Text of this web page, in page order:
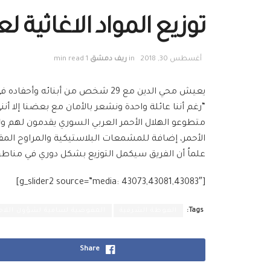
توزيع المواد الاغاثية
أغسطس 30, 2018 in ريف دمشق 1 min read
يعيش محي الدين مع 29 شخص من أبنائه وأحفاده في بيت واحد في زبدين، بعد أن تركو منازلهم بحتيتة الجرش ليجدوا منزلا آمناً يلم شملهم.
“رغم أننا عائلة واحدة ونشعر بالأمان مع بعضنا إلا
الأحمر، إضافة للمشمعات البلاستيكية والمراوح
علماُ أن الفريق سيكمل التوزيع بشكل دوري في
[g_slider2 source=”media: 43073,43081,43083″]
Tags:
Share